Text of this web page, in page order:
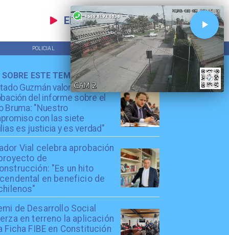
EN VIVO
POLICIAL TENDENCIAS
Guzmán valora
del informe sobre el
Bruma: "Nuestro
con las siete
es justicia y es verdad"
Vial celebra aprobación
de
"Es un hito
en beneficio de
de Desarrollo Social
en terreno la aplicación
Ficha FIBE en Constitución
ESTE TEMA